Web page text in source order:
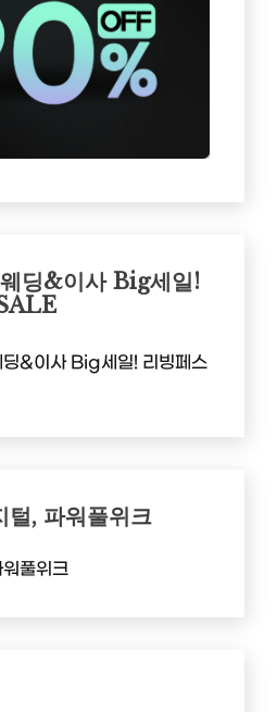
딩&이사 Big세일!
털, 파워풀위크